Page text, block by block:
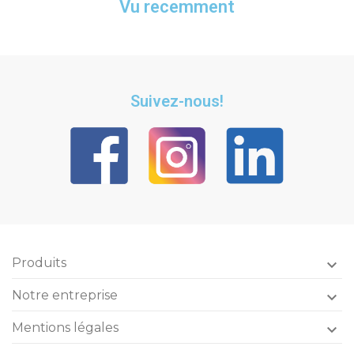
Vu recemment
Suivez-nous!
Produits 
Notre entreprise 
Mentions légales 